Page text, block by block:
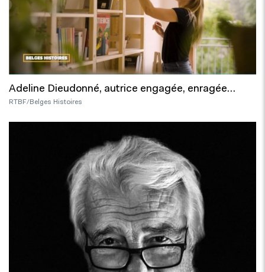
Adeline Dieudonné, autrice engagée, enragée…
RTBF/Belges Histoires